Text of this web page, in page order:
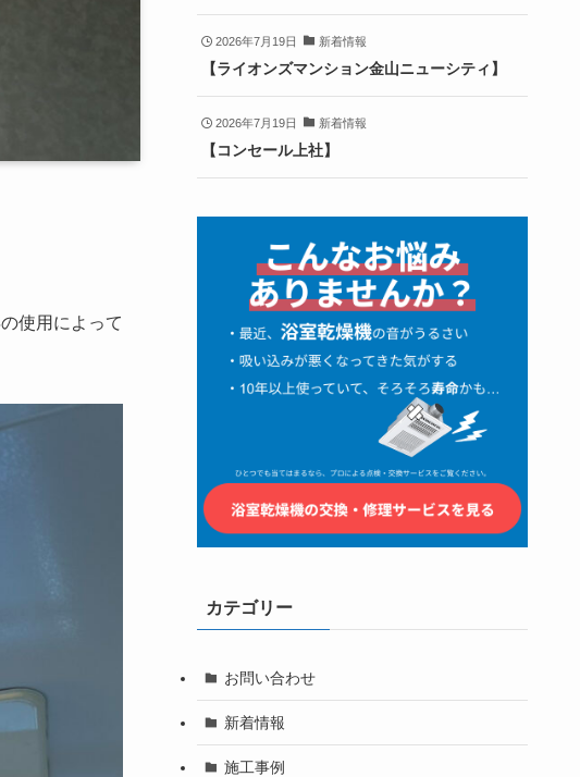
使用によって
2026年7月19日 新着情報
【ライオンズマンション金山ニューシティ】
2026年7月19日 新着情報
【コンセール上社】
カテゴリー
お問い合わせ
新着情報
施工事例